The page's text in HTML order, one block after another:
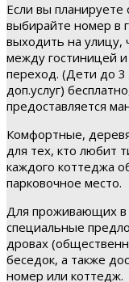
Если вы
выбирайте номер в
выходить на улицу,
между гостиницей
переход. (Дети до
доп.услуг)
предоставляется
Комфортные,
для тех, кто любит
каждого коттеджа
парковочное место.
Для проживающих в
специальные
дровах
беседок, а также
номер или коттедж.